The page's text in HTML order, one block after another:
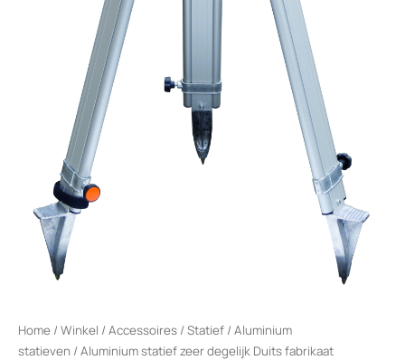
Home /Winkel /Accessoires /Statief /Aluminium
statieven / Aluminium statief zeer degelijk Duits fabrikaat